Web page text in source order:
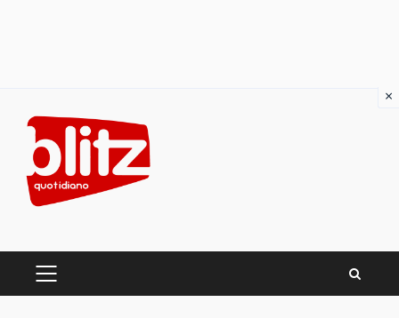
content
PRIMARY
×